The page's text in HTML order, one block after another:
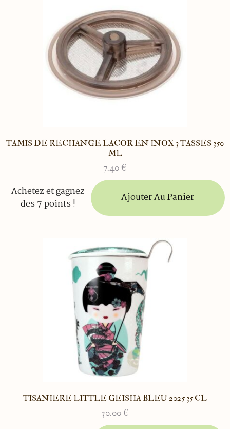
TAMIS DE RECHANGE LACOR EN INOX 3 TASSES 350
ML
7.40 €
Achetez et gagnez
des 7 points !
Ajouter Au Panier
TISANIERE LITTLE GEISHA BLEU 2025 35 CL
30.00 €